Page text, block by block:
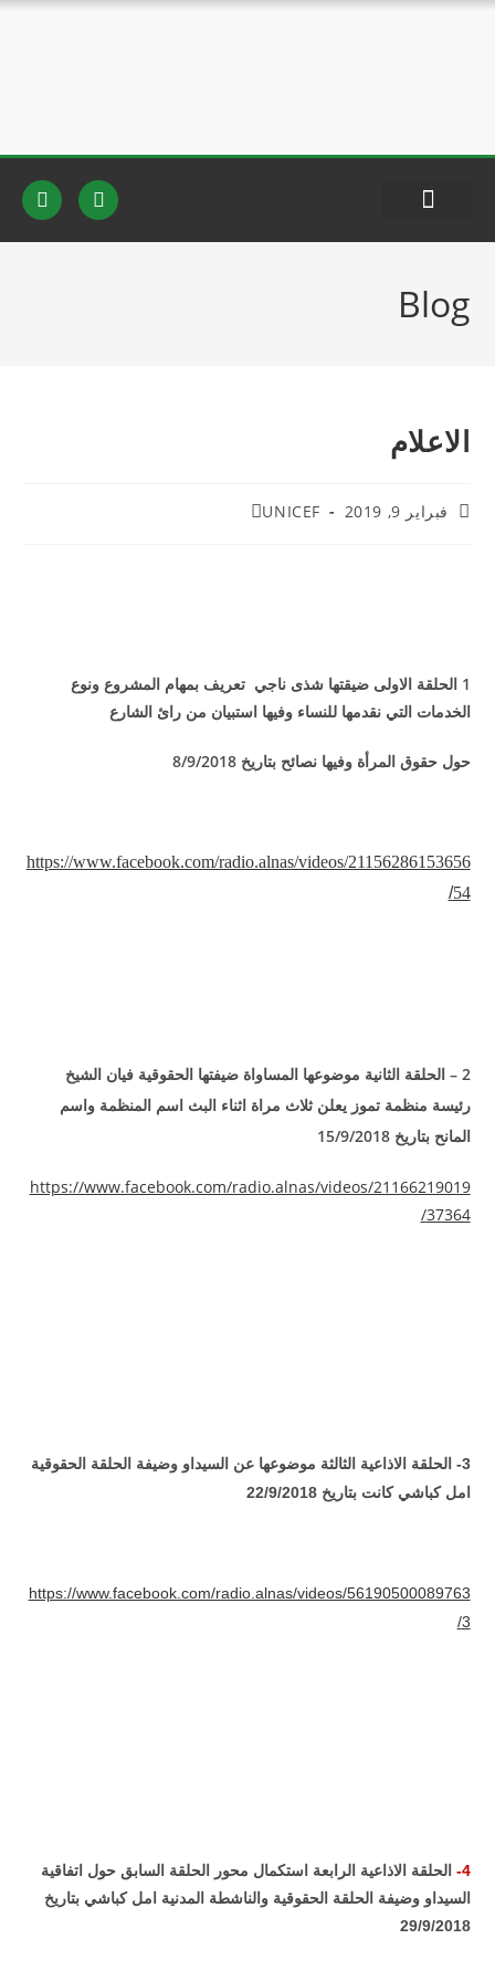
Blog
الاعلام
فبراير 9, 2019 UNICEF
1 الحلقة الاولى ضيقتها شذى ناجي تعريف بمهام المشروع ونوع
الخدمات التي نقدمها للنساء وفيها استبيان من رائ الشارع
حول حقوق المرأة وفيها نصائح بتاريخ 8/9/2018
https://www.facebook.com/radio.alnas/videos/21156286153656
54
/
2 – الحلقة الثانية موضوعها المساواة ضيفتها الحقوقية فيان الشيخ
رئيسة منظمة تموز يعلن ثلاث مراة اثناء البث اسم المنظمة واسم
المانح بتاريخ 15/9/2018
https://www.facebook.com/radio.alnas/videos/21166219019
37364
/
3- الحلقة الاذاعية الثالثة موضوعها عن السيداو وضيفة الحلقة الحقوقية
امل كباشي كانت بتاريخ 22/9/2018
https://www.facebook.com/radio.alnas/videos/56190500089763
3/
4-
الحلقة الاذاعية الرابعة استكمال محور الحلقة السابق حول اتفاقية
السيداو وضيفة الحلقة الحقوقية والناشطة المدنية امل كباشي بتاريخ
29/9/2018